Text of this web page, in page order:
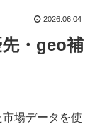
2026.06.04
・geo補
場データを使